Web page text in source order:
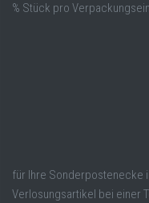
% Stück pro
für Ihre Sonderpostenecke
Verlosungsartikel bei einer